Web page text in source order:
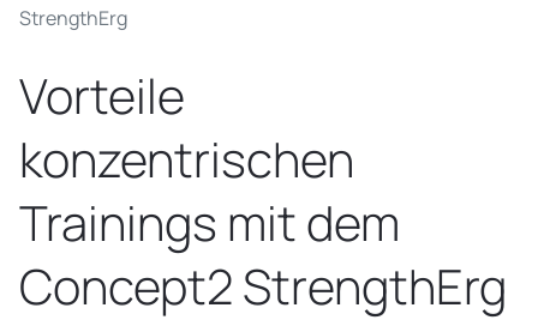
StrengthErg
Vorteile
konzentrischen
Trainings mit dem
Concept2 StrengthErg